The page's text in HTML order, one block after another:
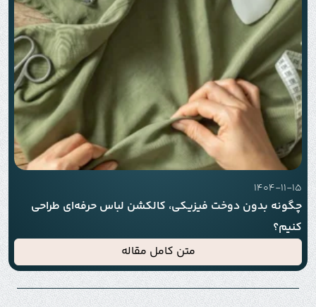
1404-11-15
چگونه بدون دوخت فیزیکی، کالکشن لباس حرفه‌ای طراحی
کنیم؟
متن کامل مقاله